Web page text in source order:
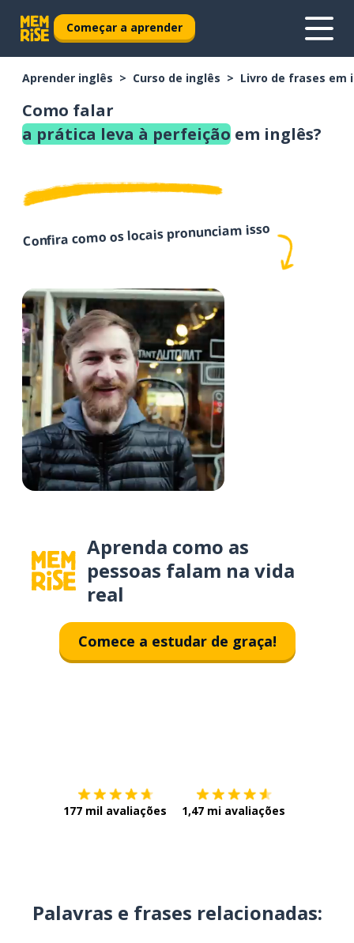
Começar a aprender
Aprender inglês Curso de inglês Livro de frases em
Como falar
a prática leva à perfeição em inglês?
Confira como os locais pronunciam isso
Aprenda como as
pessoas falam na vida
real
Comece a estudar de graça!
177 mil avaliações 1,47 mi avaliações
Palavras e frases relacionadas: